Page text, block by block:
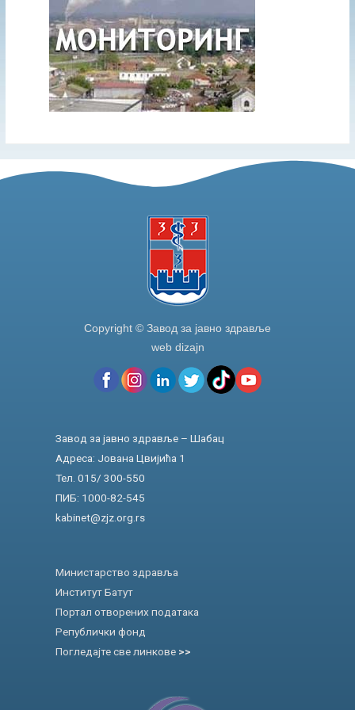
Copyright © Завод за јавно здравље
web dizajn
Завод за јавно здравље – Шабац
Адреса: Јована Цвијића 1
Тел. 015/ 300-550
ПИБ: 1000-82-545
kabinet@zjz.org.rs
Министарство здравља
Институт Батут
Портал отворених података
Републички фонд
Погледајте све линкове >>